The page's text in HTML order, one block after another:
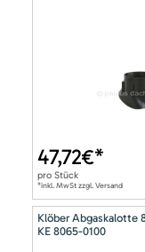
47,72€*
pro Stück
*inkl. MwSt zzgl. Versand
Klöber Abgaskalotte
KE 8065-0100